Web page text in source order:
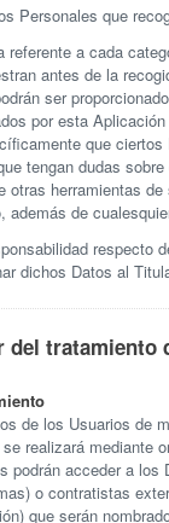
Personales que
referente a cada
antes de la
ser
por esta
que
tengan dudas
otras herramientas
además de
respecto
dichos Datos al
del tratamiento
de los Usuarios de
realizará mediante
podrán acceder a
o contratistas
que serán